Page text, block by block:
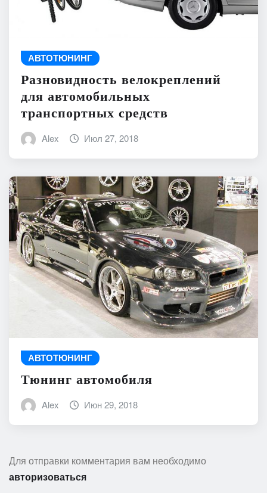
АВТОТЮНИНГ
Разновидность велокреплений
для автомобильных
транспортных средств
Alex Июл 27, 2018
АВТОТЮНИНГ
Тюнинг автомобиля
Alex Июн 29, 2018
Для отправки комментария вам необходимо
авторизоваться